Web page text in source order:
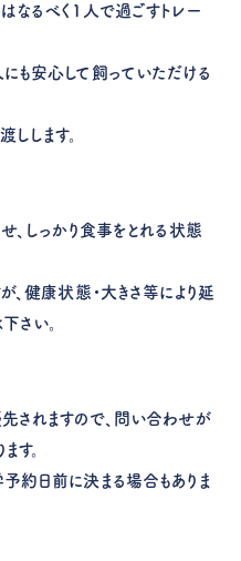
なるべく1人で過ごすトレー
も安心して飼っていただける
します。
、しっかり食事をとれる状態
、健康状態・大きさ等により延
さい。
されますので、問い合わせが
す。
約日前に決まる場合もありま